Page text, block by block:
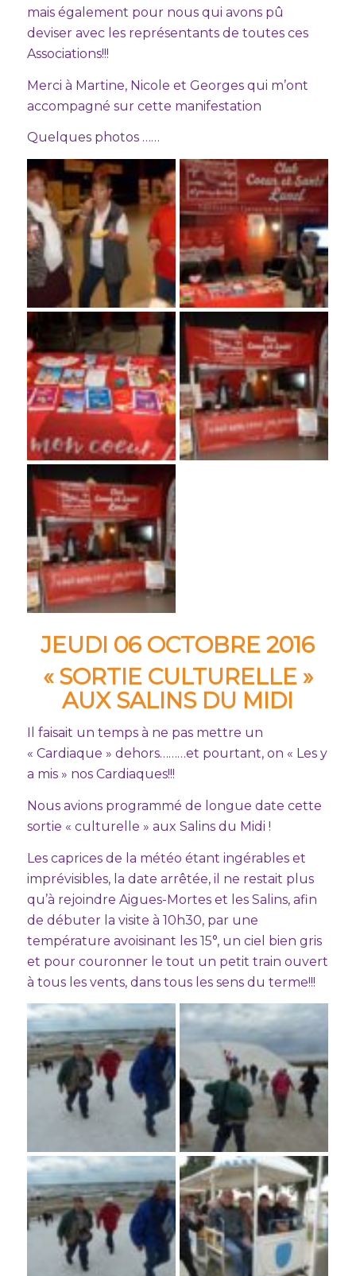
mais également pour nous qui avons pû
deviser avec les représentants de toutes ces
Associations!!!
Merci à Martine, Nicole et Georges qui m’ont
accompagné sur cette manifestation
Quelques photos ……
JEUDI 06 OCTOBRE 2016
« SORTIE CULTURELLE »
AUX SALINS DU MIDI
Il faisait un temps à ne pas mettre un
« Cardiaque » dehors………et pourtant, on « Les y
a mis » nos Cardiaques!!!
Nous avions programmé de longue date cette
sortie « culturelle » aux Salins du Midi !
Les caprices de la météo étant ingérables et
imprévisibles, la date arrêtée, il ne restait plus
qu’à rejoindre Aigues-Mortes et les Salins, afin
de débuter la visite à 10h30, par une
température avoisinant les 15°, un ciel bien gris
et pour couronner le tout un petit train ouvert
à tous les vents, dans tous les sens du terme!!!